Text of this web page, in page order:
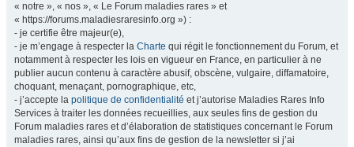
« notre », « nos », « Le Forum maladies rares » et
« https://forums.maladiesraresinfo.org ») :
- je certifie être majeur(e),
- je m’engage à respecter la Charte qui régit le fonctionnement du Forum, et
notamment à respecter les lois en vigueur en France, en particulier à ne
publier aucun contenu à caractère abusif, obscène, vulgaire, diffamatoire,
choquant, menaçant, pornographique, etc,
- j’accepte la politique de confidentialité et j’autorise Maladies Rares Info
Services à traiter les données recueillies, aux seules fins de gestion du
Forum maladies rares et d’élaboration de statistiques concernant le Forum
maladies rares, ainsi qu’aux fins de gestion de la newsletter si j’ai